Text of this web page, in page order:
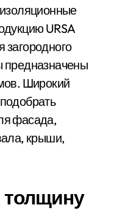
URSA
предназначены
Широкий
фасада,
крыши,
толщину